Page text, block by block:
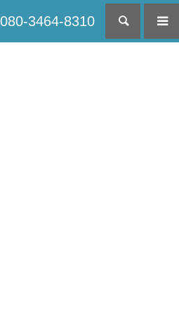
3464-8310 検索